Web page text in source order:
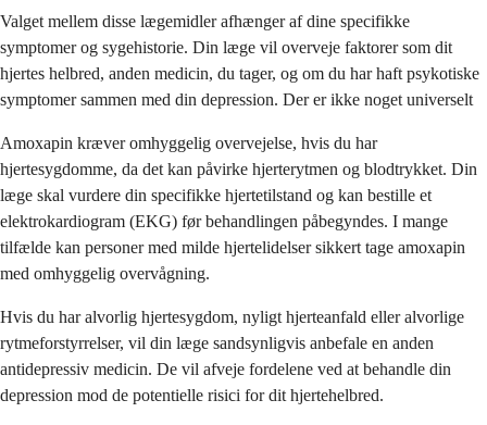
Valget mellem disse lægemidler afhænger af dine specifikke
symptomer og sygehistorie. Din læge vil overveje faktorer som dit
hjertes helbred, anden medicin, du tager, og om du har haft psykotiske
symptomer sammen med din depression. Der er ikke noget universelt
Amoxapin kræver omhyggelig overvejelse, hvis du har
hjertesygdomme, da det kan påvirke hjerterytmen og blodtrykket. Din
læge skal vurdere din specifikke hjertetilstand og kan bestille et
elektrokardiogram (EKG) før behandlingen påbegyndes. I mange
tilfælde kan personer med milde hjertelidelser sikkert tage amoxapin
med omhyggelig overvågning.
Hvis du har alvorlig hjertesygdom, nyligt hjerteanfald eller alvorlige
rytmeforstyrrelser, vil din læge sandsynligvis anbefale en anden
antidepressiv medicin. De vil afveje fordelene ved at behandle din
depression mod de potentielle risici for dit hjertehelbred.